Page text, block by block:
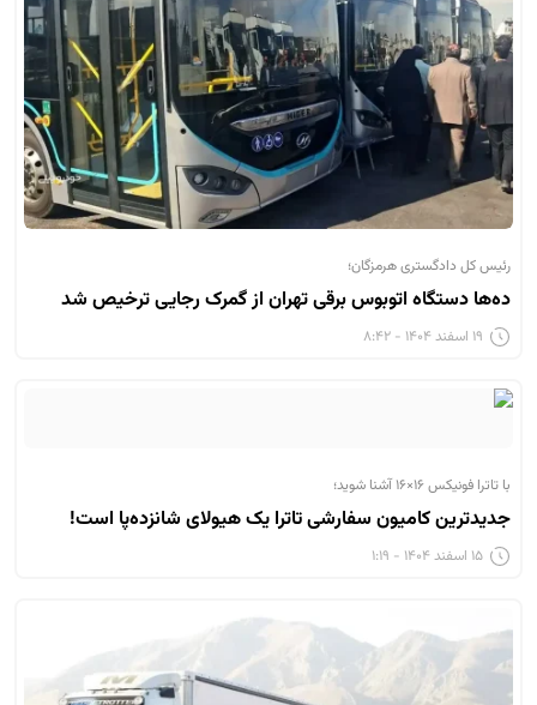
رئیس کل دادگستری هرمزگان؛
ده‌ها دستگاه اتوبوس برقی تهران از گمرک رجایی ترخیص شد
۱۹ اسفند ۱۴۰۴ - ۸:۴۲
با تاترا فونیکس ۱۶×۱۶ آشنا شوید؛
جدیدترین کامیون سفارشی تاترا یک هیولای شانزده‌پا است!
۱۵ اسفند ۱۴۰۴ - ۱:۱۹